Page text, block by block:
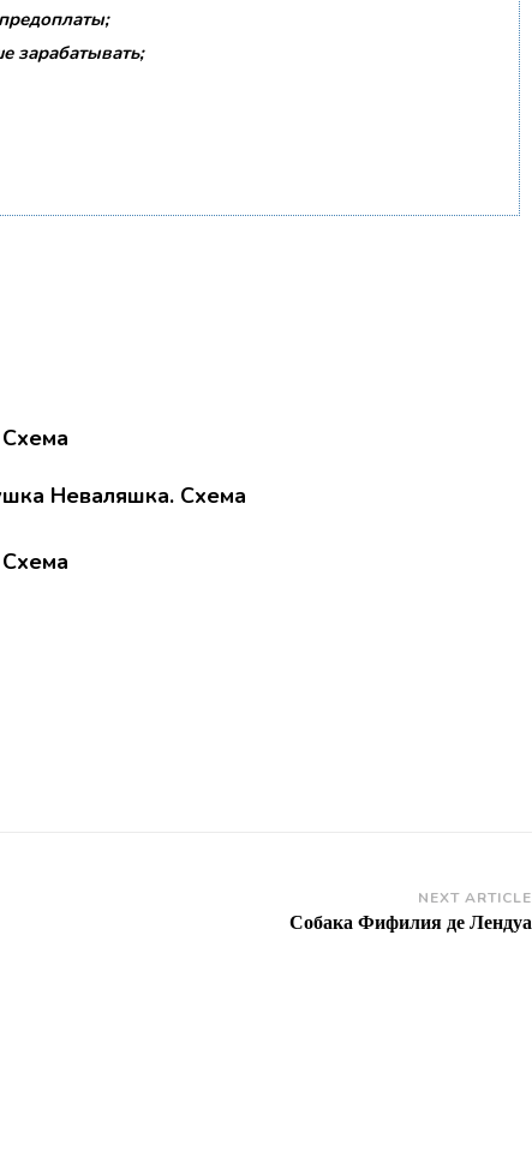
зарабатывать;
Неваляшка. Схема
NEXT ARTICLE
Собака Фифилия де Лендуа